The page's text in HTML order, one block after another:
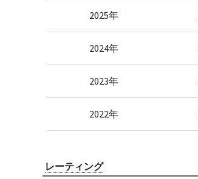
2025年
2024年
2023年
2022年
レーティング